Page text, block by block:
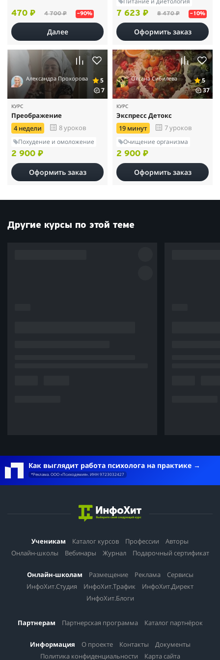
470 ₽ 4 700 ₽ –90%
Далее
7 623 ₽ 8 470 ₽ –10%
Оформить заказ
Александра Прохорова
5
7
КУРС
Преображение
4 недели
8 уроков
Похудение и омоложение
2 900 ₽
Оформить заказ
Оксана Сибилева
5
37
КУРС
Экспресс Детокс
19 минут
7 уроков
Очищение организма
2 900 ₽
Оформить заказ
Другие курсы по этой теме
Как выглядит работа психолога на практике
*Реклама. ООО «Психодемия». ИНН 9723032427
Ученикам Каталог курсов Профессии
Авторы
Онлайн-школы
Вебинары Журнал Подарочный сертификат
Онлайн-школам Размещение Реклама
Сервисы
ИнфоХит.Студия
ИнфоХит.Трафик
ИнфоХит.Директ
ИнфоХит.Блоги
Партнерам Партнерская программа Каталог партнёрок
Информация О проекте Контакты
Документы
Политика конфиденциальности
Карта сайта